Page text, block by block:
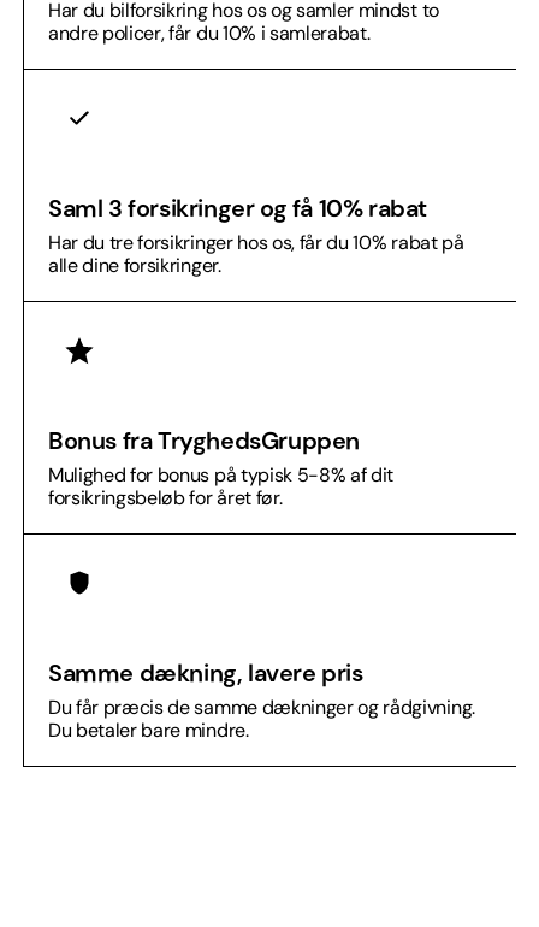
Har du bilforsikring hos os og samler mindst to
andre policer, får du 10% i samlerabat.​
Saml 3 forsikringer og få 10% rabat
Har du tre forsikringer hos os, får du 10% rabat på
alle dine forsikringer.
Bonus fra TryghedsGruppen
Mulighed for bonus på typisk 5-8% af dit
forsikringsbeløb for året før.
Samme dækning, lavere pris​
Du får præcis de samme dækninger og rådgivning.
Du betaler bare mindre.